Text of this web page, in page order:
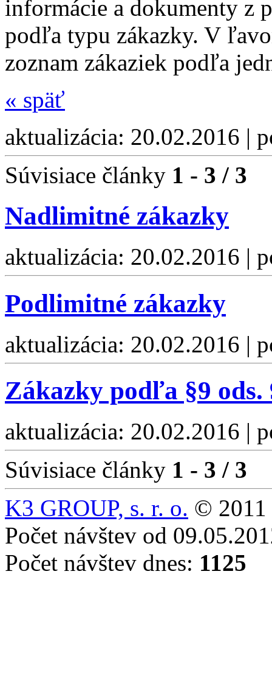
informácie a dokumenty z
podľa typu zákazky. V
zoznam zákaziek podľa
« späť
aktualizácia: 20.02.2016 |
Súvisiace články 1 - 3 / 3
Nadlimitné zákazky
aktualizácia: 20.02.2016 |
Podlimitné zákazky
aktualizácia: 20.02.2016 |
Zákazky podľa §9 ods.
aktualizácia: 20.02.2016 |
Súvisiace články 1 - 3 / 3
K3 GROUP, s. r. o. © 2011
Počet návštev od
Počet návštev dnes: 1125